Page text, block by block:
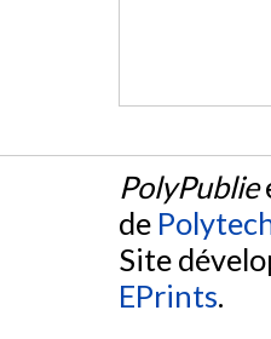
PolyPublie
de
Site
EPrints.